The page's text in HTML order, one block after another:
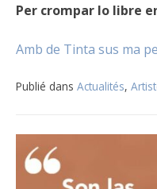
Per crompar lo libre
Amb de Tinta sus ma
Publié dans Actualités,